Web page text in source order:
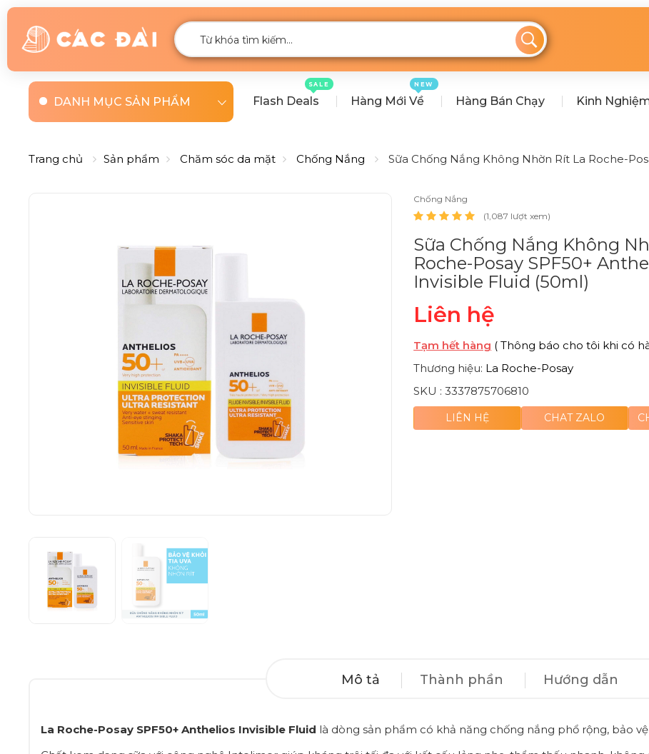
DANH MỤC SẢN PHẨM Flash Deals
SALE
Hàng Mới Về
NEW
Hàng Bán Chạy Kinh
Trang chủ Sản phẩm Chăm sóc da mặt Chống Nắng Sữa Chống Nắng Không Nhờn Rít La Roche-
Chống Nắng
(1,087 lượt xem)
Sữa Chống Nắng Không
Roche-Posay SPF50+
Invisible Fluid (50ml)
Liên hệ
Tạm hết hàng ( Thông báo cho tôi khi có
Thương hiệu: La Roche-Posay
SKU : 3337875706810
LIÊN HỆ CHAT ZALO
Mô tả Thành phần Hướng dẫn
La Roche-Posay SPF50+ Anthelios Invisible Fluid là dòng sản phẩm có khả năng chống nắng phổ rộng, bảo